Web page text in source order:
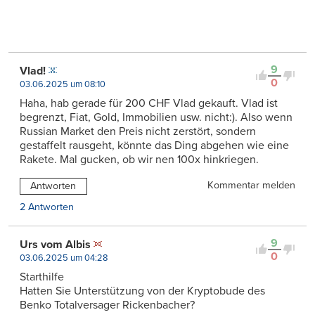
9
0
Vlad!
03.06.2025 um 08:10
Haha, hab gerade für 200 CHF Vlad gekauft. Vlad ist
begrenzt, Fiat, Gold, Immobilien usw. nicht:). Also wenn
Russian Market den Preis nicht zerstört, sondern
gestaffelt rausgeht, könnte das Ding abgehen wie eine
Rakete. Mal gucken, ob wir nen 100x hinkriegen.
Antworten
Kommentar melden
2 Antworten
9
0
Urs vom Albis
03.06.2025 um 04:28
Starthilfe
Hatten Sie Unterstützung von der Kryptobude des
Benko Totalversager Rickenbacher?